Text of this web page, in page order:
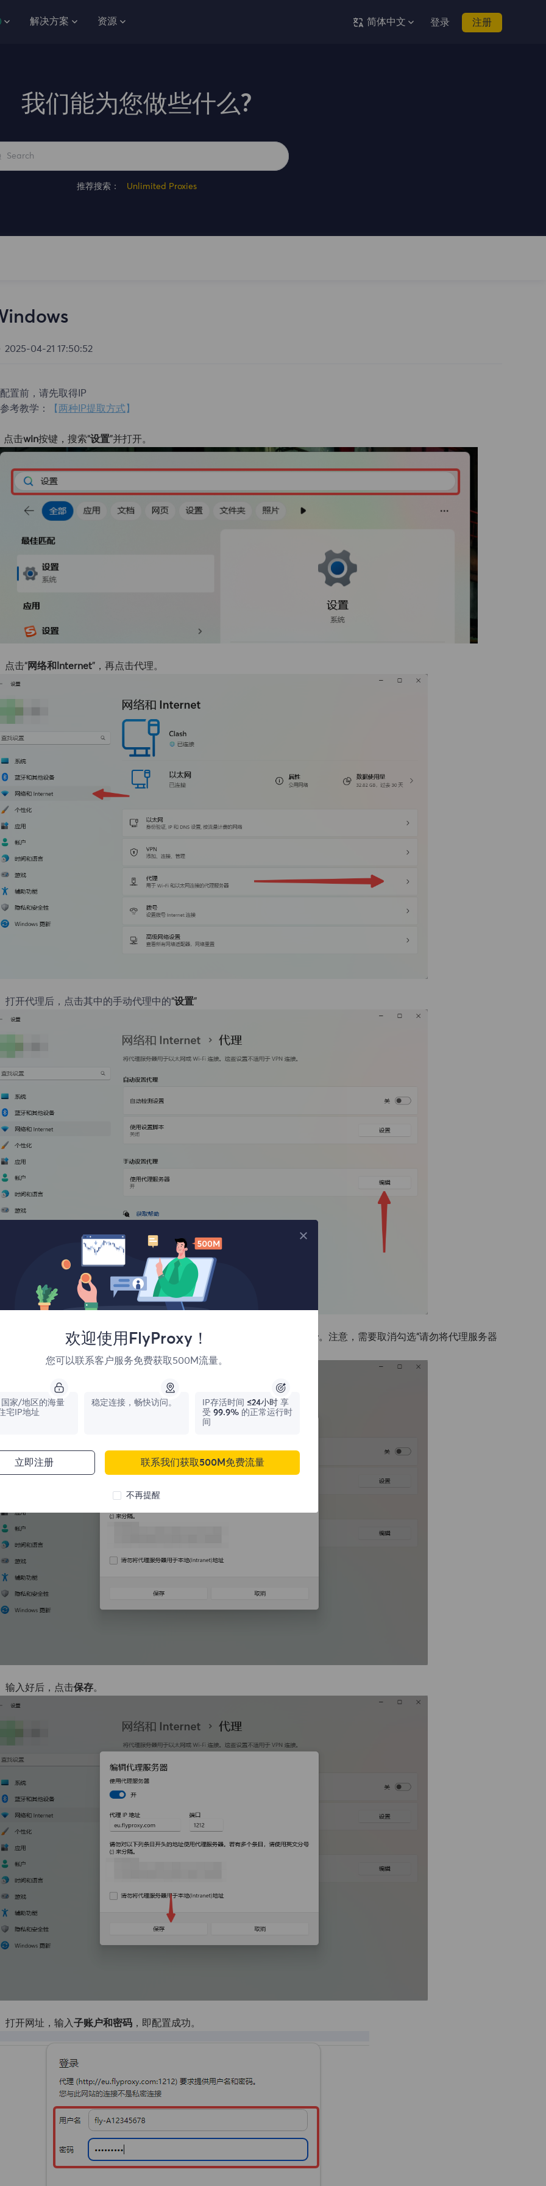
解决方案 资源 简体中文 登录 注册
我们能为您做些什么?
推荐搜索： Unlimited Proxies
2025-04-21 17:50:52
置前，请先取得IP
考教学：
【 两种IP提取方式】
点击win按键，搜索“设置”并打开。
点击“网络和lnternet”，再点击代理。
打开代理后，点击其中的手动代理中的“设置”
使用代理服务器。输入刚刚生成的 代理服务器的IP地址和端口号。注意，需要取消勾选“请勿将代理服务器
输入好后，点击保存。
打开网址，输入子账户和密码 ，即配置成功。
欢迎使用FlyProxy！
您可以联系客户服务免费获取500M流量。
家/地区的海量
宅IP地址
稳定连接，畅快访问。 IP存活时间 ≤24小时 享
受 99.9% 的正常运行时
间
立即注册 联系我们获取500M免费流量
不再提醒